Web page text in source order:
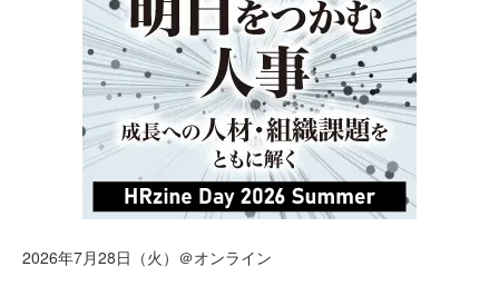
2026年7月28日（火）＠オンライン